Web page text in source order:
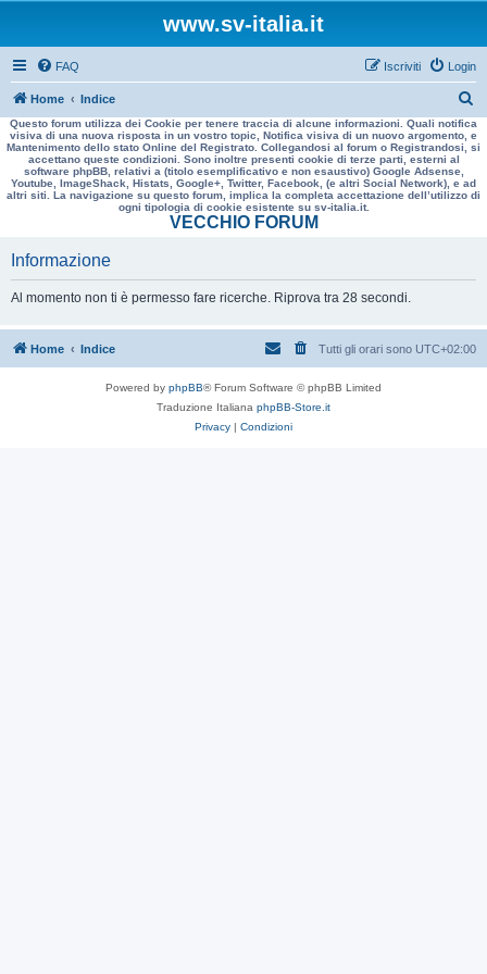
www.sv-italia.it
FAQ Login
Iscriviti
Home Indice
e
r
a
Questo forum utilizza dei Cookie per tenere traccia di alcune informazioni. Quali notifica
visiva di una nuova risposta in un vostro topic, Notifica visiva di un nuovo argomento, e
Mantenimento dello stato Online del Registrato. Collegandosi al forum o Registrandosi, si
accettano queste condizioni. Sono inoltre presenti cookie di terze parti, esterni al
software phpBB, relativi a (titolo esemplificativo e non esaustivo) Google Adsense,
Youtube, ImageShack, Histats, Google+, Twitter, Facebook, (e altri Social Network), e ad
altri siti. La navigazione su questo forum, implica la completa accettazione dell’utilizzo di
ogni tipologia di cookie esistente su sv-italia.it.
VECCHIO FORUM
Informazione
Al momento non ti è permesso fare ricerche. Riprova tra 28 secondi.
Home Indice Tutti gli orari sono UTC+02:00
Powered by phpBB® Forum Software © phpBB Limited
Traduzione Italiana phpBB-Store.it
Privacy | Condizioni